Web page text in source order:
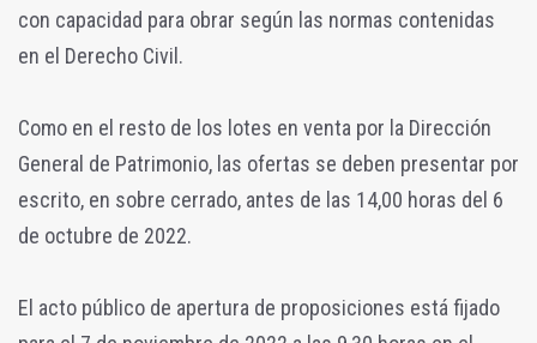
con capacidad para obrar según las normas contenidas
en el Derecho Civil.
Como en el resto de los lotes en venta por la Dirección
General de Patrimonio, las ofertas se deben presentar por
escrito, en sobre cerrado, antes de las 14,00 horas del 6
de octubre de 2022.
El acto público de apertura de proposiciones está fijado